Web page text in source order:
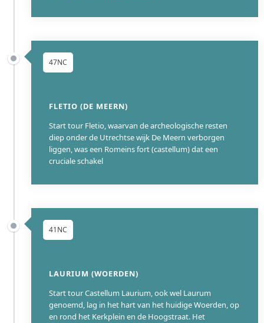
47NC
FLETIO (DE MEERN)
Start tour Fletio, waarvan de archeologische resten
diep onder de Utrechtse wijk De Meern verborgen
liggen, was een Romeins fort (castellum) dat een
cruciale schakel
41NC
LAURIUM (WOERDEN)
Start tour Castellum Laurium, ook wel Laurum
genoemd, lag in het hart van het huidige Woerden, op
en rond het Kerkplein en de Hoogstraat. Het